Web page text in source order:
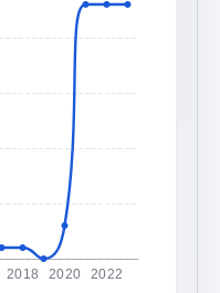
2018 2020 2022